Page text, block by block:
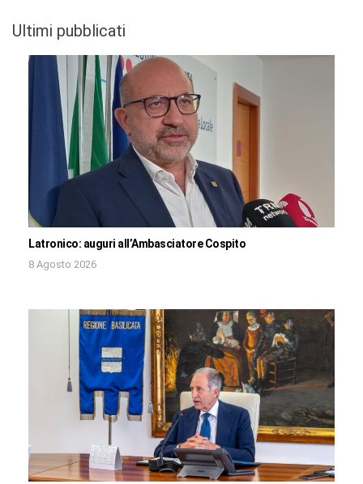
Ultimi pubblicati
Latronico: auguri all’Ambasciatore Cospito
8 Agosto 2026